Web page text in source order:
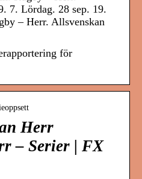
7. Lördag. 28 sep. 19.
– Herr. Allsvenskan
för
Herr
– Serier | FX